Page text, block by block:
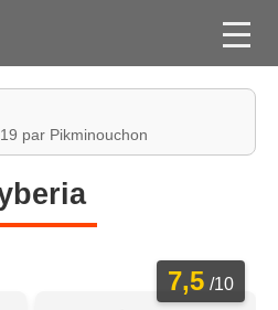
FILMS
DIVERS
par Pikminouchon
7,5 /10